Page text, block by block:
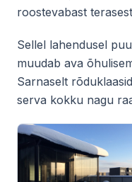
roostevabast
Sellel lahendusel
muudab ava
Sarnaselt
serva kokku nagu